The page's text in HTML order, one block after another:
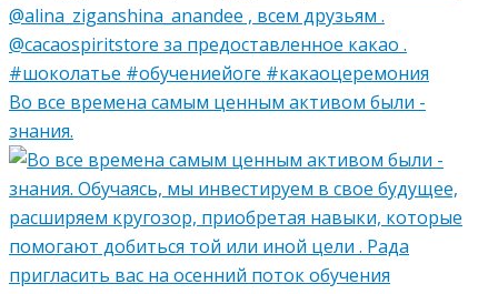
Во все времена самым ценным активом были -
знания.